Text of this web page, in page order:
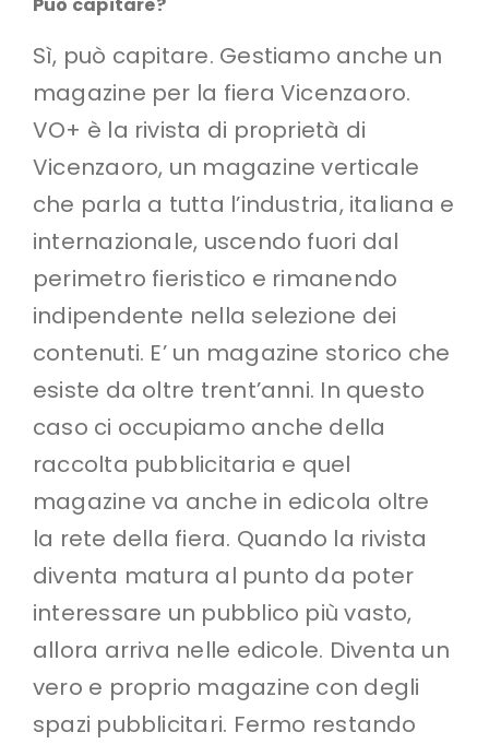
Sì, può capitare. Gestiamo anche un
magazine per la fiera Vicenzaoro.
VO+ è la rivista di proprietà di
Vicenzaoro, un magazine verticale
che parla a tutta l’industria, italiana e
internazionale, uscendo fuori dal
perimetro fieristico e rimanendo
indipendente nella selezione dei
contenuti. E’ un magazine storico che
esiste da oltre trent’anni. In questo
caso ci occupiamo anche della
raccolta pubblicitaria e quel
magazine va anche in edicola oltre
la rete della fiera. Quando la rivista
diventa matura al punto da poter
interessare un pubblico più vasto,
allora arriva nelle edicole. Diventa un
vero e proprio magazine con degli
spazi pubblicitari. Fermo restando